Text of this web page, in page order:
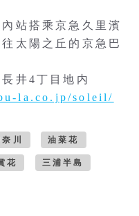
站搭乘京急久里濱
太陽之丘的京急巴
井4丁目地内
la.co.jp/soleil/
川 油菜花
花 三浦半島